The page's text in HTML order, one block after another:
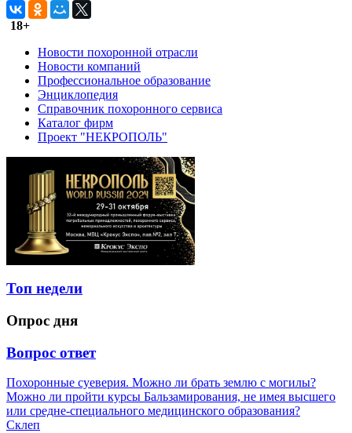
18+
Новости похоронной отрасли
Новости компаний
Профессиональное образование
Энциклопедия
Справочник похоронного сервиса
Каталог фирм
Проект "НЕКРОПОЛЬ"
Топ недели
Опрос дня
Вопрос ответ
Похоронные суеверия. Можно ли брать землю с могилы?
Можно ли пройти курсы Бальзамирования, не имея высшего
или средне-специального медицинского образования?
Склеп